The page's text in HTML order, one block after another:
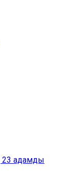
23 адамды